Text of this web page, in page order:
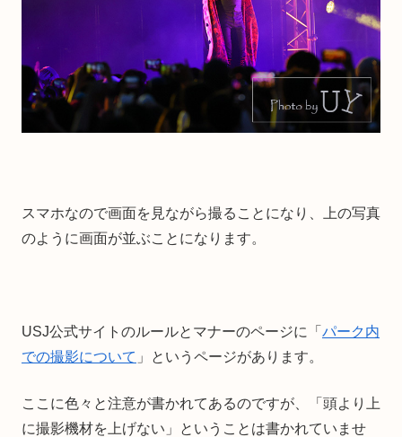
スマホなので画面を見ながら撮ることになり、上の写真
のように画面が並ぶことになります。
USJ公式サイトのルールとマナーのページに「 パーク内
での撮影について 」というページがあります。
ここに色々と注意が書かれてあるのですが、「頭より上
に撮影機材を上げない」ということは書かれていませ